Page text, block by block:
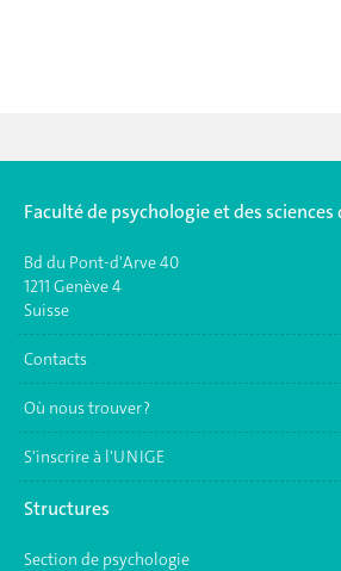
Faculté de psychologie et des
Bd du Pont-d'Arve 40
1211 Genève 4
Suisse
Contacts
Où nous trouver ?
S'inscrire à l'UNIGE
Structures
Section de psychologie